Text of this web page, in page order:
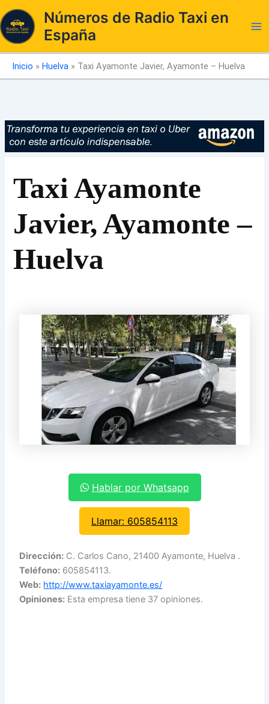
al
contenido
Números de Radio Taxi en
España
Inicio » Huelva » Taxi Ayamonte Javier, Ayamonte – Huelva
Taxi Ayamonte
Javier, Ayamonte –
Huelva
Hablar por Whatsapp
Llamar: 605854113
Dirección: C. Carlos Cano, 21400 Ayamonte, Huelva .
Teléfono: 605854113.
Web: http://www.taxiayamonte.es/
Opiniones: Esta empresa tiene 37 opiniones.